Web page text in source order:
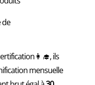
de
ils
mensuelle